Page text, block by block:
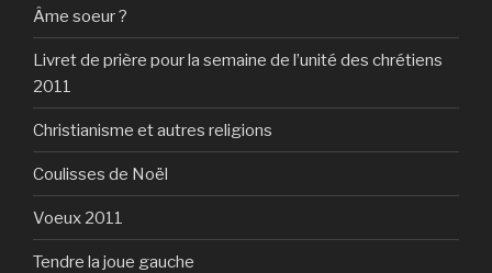
Âme soeur ?
Livret de prière pour la semaine de l’unité des chrétiens
2011
Christianisme et autres religions
Coulisses de Noël
Voeux 2011
Tendre la joue gauche